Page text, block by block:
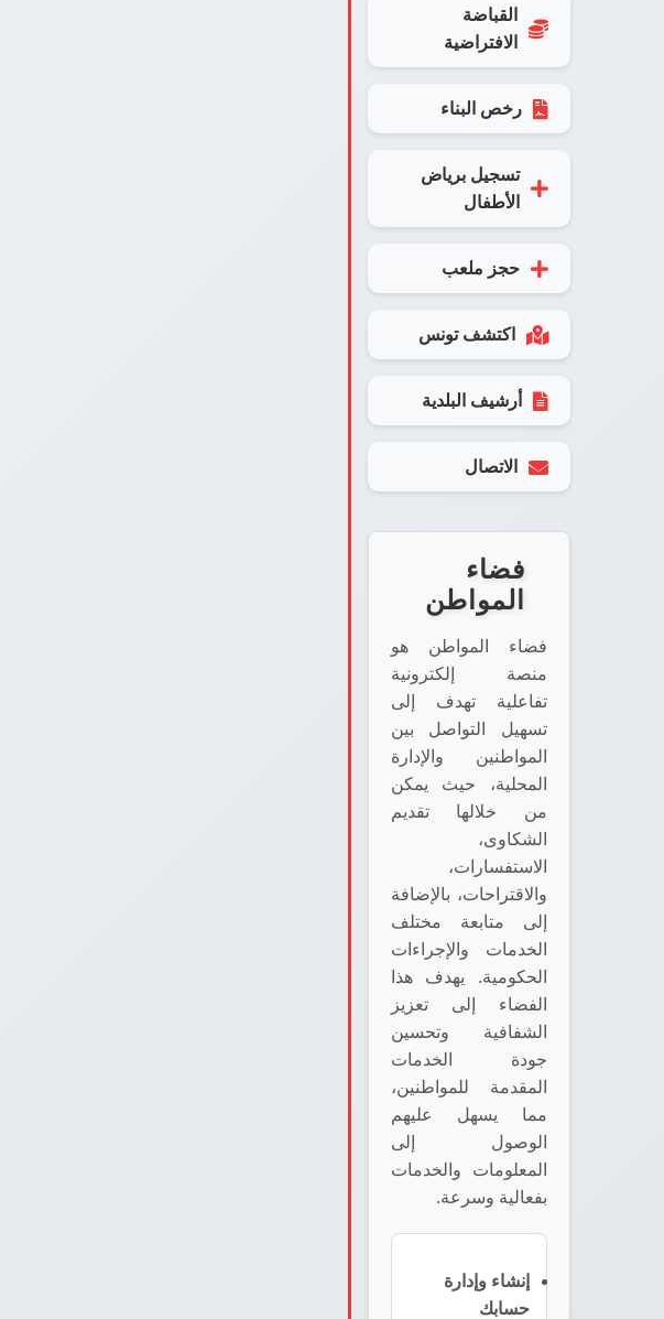
القباضة
الافتراضية
رخص البناء
تسجيل برياض
الأطفال
حجز ملعب
اكتشف تونس
أرشيف البلدية
الاتصال
فضاء
المواطن
فضاء المواطن هو
منصة إلكترونية
تفاعلية تهدف إلى
تسهيل التواصل بين
المواطنين والإدارة
المحلية، حيث يمكن
من خلالها تقديم
الشكاوى،
الاستفسارات،
والاقتراحات، بالإضافة
إلى متابعة مختلف
الخدمات والإجراءات
الحكومية. يهدف هذا
الفضاء إلى تعزيز
الشفافية وتحسين
جودة الخدمات
المقدمة للمواطنين،
مما يسهل عليهم
الوصول إلى
المعلومات والخدمات
بفعالية وسرعة.
إنشاء وإدارة
حسابك